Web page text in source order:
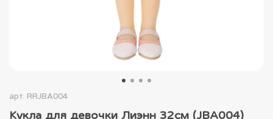
арт. RRJBA004
Кукла для девочки Лиэнн 32см (JBA004)